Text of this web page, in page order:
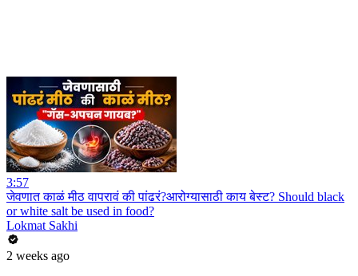
3:57
जेवणात काळं मीठ वापरावं की पांढरं?आरोग्यासाठी काय बेस्ट? Should black
or white salt be used in food?
Lokmat Sakhi
2 weeks ago